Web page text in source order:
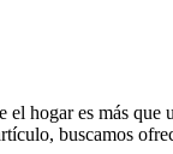
el hogar es más
buscamos